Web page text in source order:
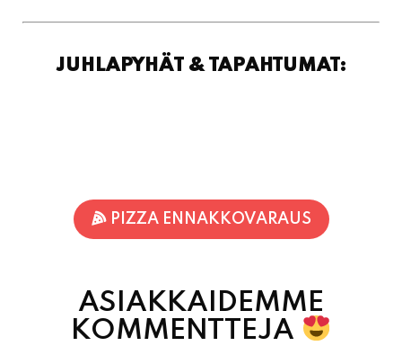
JUHLAPYHÄT & TAPAHTUMAT:
PIZZA ENNAKKOVARAUS
ASIAKKAIDEMME
KOMMENTTEJA